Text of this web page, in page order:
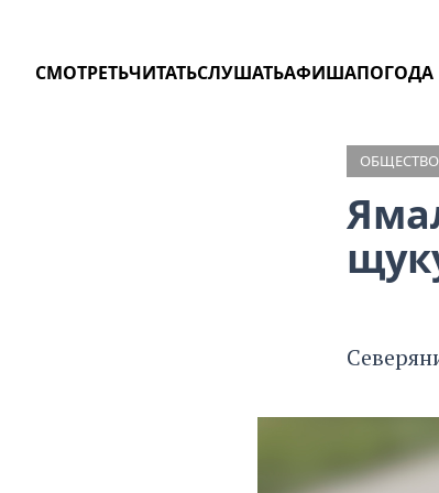
СМОТРЕТЬЧИТАТЬСЛУШАТЬАФИШАПОГОДА
ОБЩЕСТВО